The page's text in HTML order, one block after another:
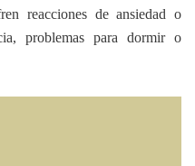
reacciones de ansiedad o
problemas para dormir o